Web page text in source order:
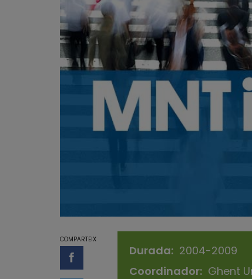
COMPARTEIX
Compartir a Facebook
Durada
2004-2009
Coordinador
Ghent